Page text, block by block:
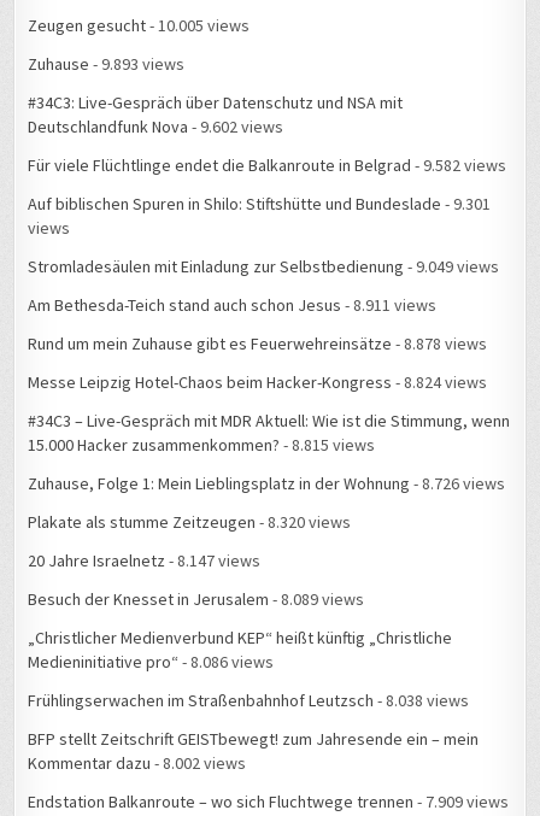
Zeugen gesucht- 10.005 views
Zuhause - 9.893 views
#34C3: Live-Gespräch über Datenschutz und NSA mit
Deutschlandfunk Nova - 9.602 views
Für viele Flüchtlinge endet die Balkanroute in Belgrad - 9.582 views
Auf biblischen Spuren in Shilo: Stiftshütte und Bundeslade - 9.301
views
Stromladesäulen mit Einladung zur Selbstbedienung - 9.049 views
Am Bethesda-Teich stand auch schon Jesus - 8.911 views
Rund um mein Zuhause gibt es Feuerwehreinsätze - 8.878 views
Messe Leipzig Hotel-Chaos beim Hacker-Kongress - 8.824 views
#34C3 – Live-Gespräch mit MDR Aktuell: Wie ist die Stimmung, wenn
15.000 Hacker zusammenkommen? - 8.815 views
Zuhause, Folge 1: Mein Lieblingsplatz in der Wohnung - 8.726 views
Plakate als stumme Zeitzeugen - 8.320 views
20 Jahre Israelnetz - 8.147 views
Besuch der Knesset in Jerusalem - 8.089 views
„Christlicher Medienverbund KEP“ heißt künftig „Christliche
Medieninitiative pro“ - 8.086 views
Frühlingserwachen im Straßenbahnhof Leutzsch - 8.038 views
BFP stellt Zeitschrift GEISTbewegt! zum Jahresende ein – mein
Kommentar dazu - 8.002 views
Endstation Balkanroute – wo sich Fluchtwege trennen - 7.909 views